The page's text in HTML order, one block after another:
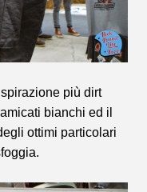
più dirt
bianchi ed il
ottimi particolari